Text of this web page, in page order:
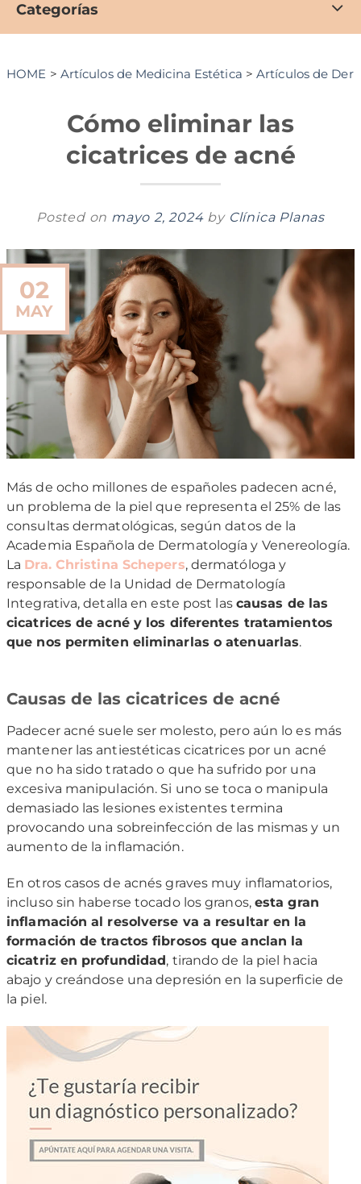
Categorías
HOME > Artículos de Medicina Estética >Artículos de
Cómo eliminar las
cicatrices de acné
Posted on mayo 2, 2024 by Clínica Planas
02
MAY
Más de ocho millones de españoles padecen acné,
un problema de la piel que representa el 25% de las
consultas dermatológicas, según datos de la
Academia Española de Dermatología y Venereología.
La Dra. Christina Schepers, dermatóloga y
responsable de la Unidad de Dermatología
Integrativa, detalla en este post las causas de las
cicatrices de acné y los diferentes tratamientos
que nos permiten eliminarlas o atenuarlas.
Causas de las cicatrices de acné
Padecer acné suele ser molesto, pero aún lo es más
mantener las antiestéticas cicatrices por un acné
que no ha sido tratado o que ha sufrido por una
excesiva manipulación. Si uno se toca o manipula
demasiado las lesiones existentes termina
provocando una sobreinfección de las mismas y un
aumento de la inflamación.
En otros casos de acnés graves muy inflamatorios,
incluso sin haberse tocado los granos, esta gran
inflamación al resolverse va a resultar en la
formación de tractos fibrosos que anclan la
cicatriz en profundidad, tirando de la piel hacia
abajo y creándose una depresión en la superficie de
la piel.